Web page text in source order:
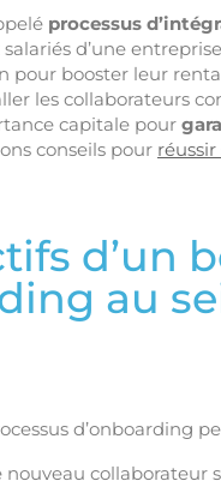
processus
d’une
pour booster leur
les collaborateurs
capitale pour
conseils pour
d’un
au
d’onboarding
nouveau